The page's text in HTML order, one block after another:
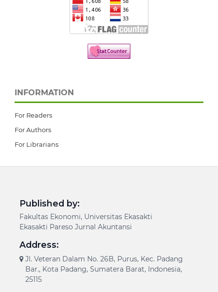
INFORMATION
For Readers
For Authors
For Librarians
Published by:
Fakultas Ekonomi, Universitas Ekasakti
Ekasakti Pareso Jurnal Akuntansi
Address:
Jl. Veteran Dalam No. 26B, Purus, Kec. Padang
Bar., Kota Padang, Sumatera Barat, Indonesia,
25115